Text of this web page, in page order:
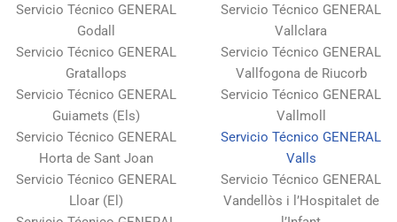
Servicio Técnico GENERAL
Godall
Servicio Técnico GENERAL
Gratallops
Servicio Técnico GENERAL
Guiamets (Els)
Servicio Técnico GENERAL
Horta de Sant Joan
Servicio Técnico GENERAL
Lloar (El)
Servicio Técnico GENERAL
Vallclara
Servicio Técnico GENERAL
Vallfogona de Riucorb
Servicio Técnico GENERAL
Vallmoll
Servicio Técnico GENERAL
Valls
Servicio Técnico GENERAL
Vandellòs i l’Hospitalet de